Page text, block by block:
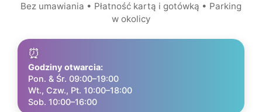
Bez umawiania • Płatność kartą i gotówką • Parking
w okolicy
⏰
Godziny otwarcia:
Pon. & Śr. 09:00–19:00
Wt., Czw., Pt. 10:00–18:00
Sob. 10:00–16:00